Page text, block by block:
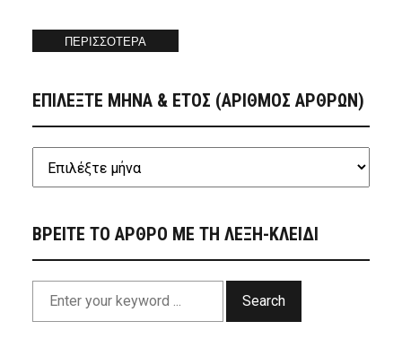
ΠΕΡΙΣΣΟΤΕΡΑ
ΕΠΙΛΕΞΤΕ ΜΗΝΑ & ΕΤΟΣ (ΑΡΙΘΜΟΣ ΑΡΘΡΩΝ)
ΒΡΕΙΤΕ ΤΟ ΑΡΘΡΟ ΜΕ ΤΗ ΛΕΞΗ-ΚΛΕΙΔΙ
Search